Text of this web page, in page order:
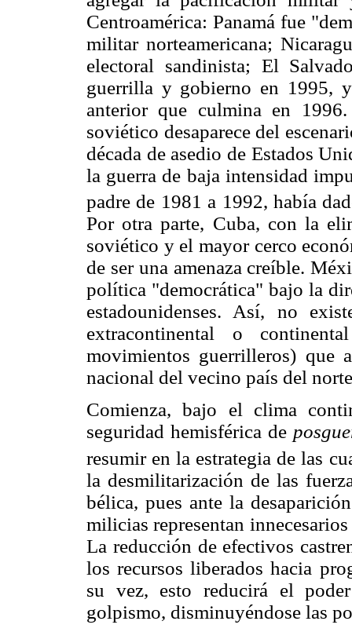
Centroamérica: Panamá fue
militar norteamericana;
electoral sandinista; El
guerrilla y gobierno en 1995,
anterior que culmina en
soviético desaparece del
década de asedio de Estados
la guerra de baja intensidad
padre de 1981 a 1992, había
Por otra parte, Cuba, con la
soviético y el mayor cerco
de ser una amenaza creíble.
política "democrática" bajo la
estadounidenses. Así, no
extracontinental o
movimientos guerrilleros) que
nacional del vecino país del
Comienza, bajo el clima
seguridad hemisférica de
resumir en la estrategia de las
la desmilitarización de las
bélica, pues ante la
milicias representan
La reducción de efectivos
los recursos liberados hacia
su vez, esto reducirá el
golpismo, disminuyéndose las